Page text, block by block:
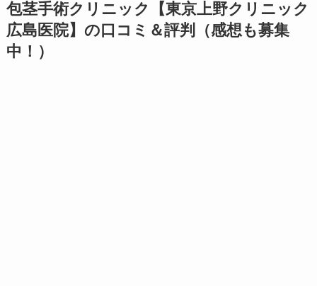
包茎手術クリニック【東京上野クリニック
広島医院】の口コミ＆評判（感想も募集
中！）